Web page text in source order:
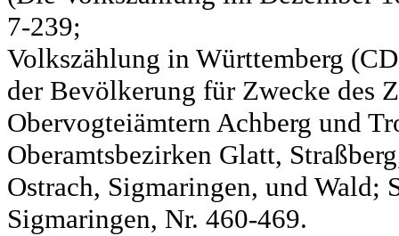
7-239;
Volkszählung in Württemberg
der Bevölkerung für Zwecke des
Obervogteiämtern Achberg und
Oberamtsbezirken Glatt,
Ostrach, Sigmaringen, und Wald;
Sigmaringen, Nr. 460-469.